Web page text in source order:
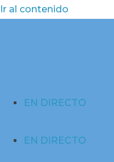
Ir al contenido
EN DIRECTO
EN DIRECTO